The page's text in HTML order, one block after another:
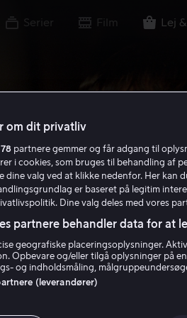
Serier Film Lej
om dit privatliv
78 partnere gemmer og får adgang til
i cookies, som bruges til behandling af
dine valg ved at klikke nedenfor. Her kan
er baseret på legitim
Dine valg deles med vores
partnere behandler data for at
geografiske placeringsoplysninger.
Opbevare og/eller tilgå oplysninger på
og indholdsmåling,
(leverandører)